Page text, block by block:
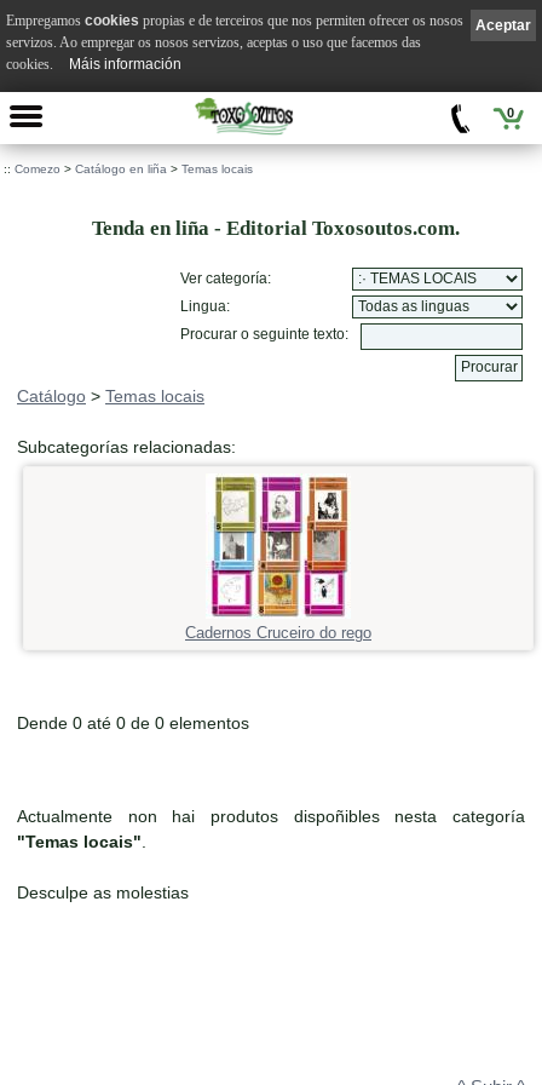
0
:: Comezo > Catálogo en liña > Temas locais
Tenda en liña - Editorial Toxosoutos.com.
Ver categoría:
Lingua:
Procurar o seguinte texto:
Catálogo > Temas locais
Subcategorías relacionadas:
Cadernos Cruceiro do rego
Dende 0 até 0 de 0 elementos
Actualmente non hai produtos dispoñibles nesta categoría
"Temas locais"
Desculpe as molestias
Aceptar
Empregamos cookies propias e de terceiros que nos permiten ofrecer os nosos
servizos. Ao empregar os nosos servizos, aceptas o uso que facemos das
cookies.
Máis información